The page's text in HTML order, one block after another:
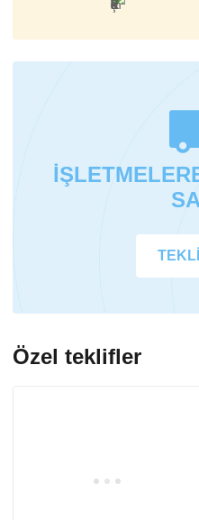
Özel teklifler